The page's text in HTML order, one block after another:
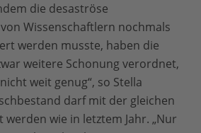
die desaströse
Wissenschaftlern nochmals
werden musste, haben die
weitere Schonung verordnet,
weit genug“, so Stella
darf mit der gleichen
wie in letztem Jahr. „Nur